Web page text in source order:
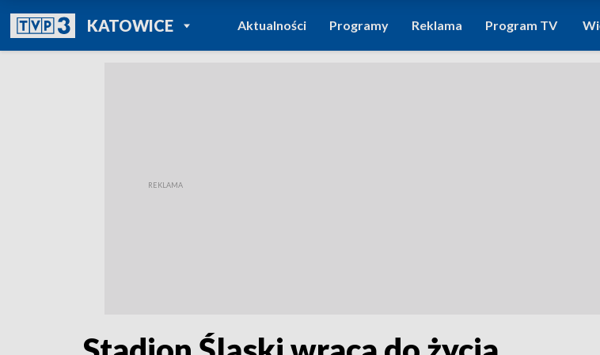
KATOWICEPOWRÓT DO
TVP REGIONY
Aktualności Programy Reklama Program TV